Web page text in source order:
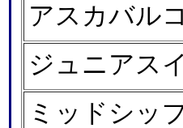
アスカバル
ジュニアス
ミッドシッ